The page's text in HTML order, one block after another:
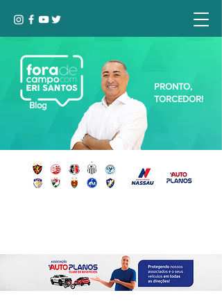
Blog
PRONTO,
TORCEDOR!